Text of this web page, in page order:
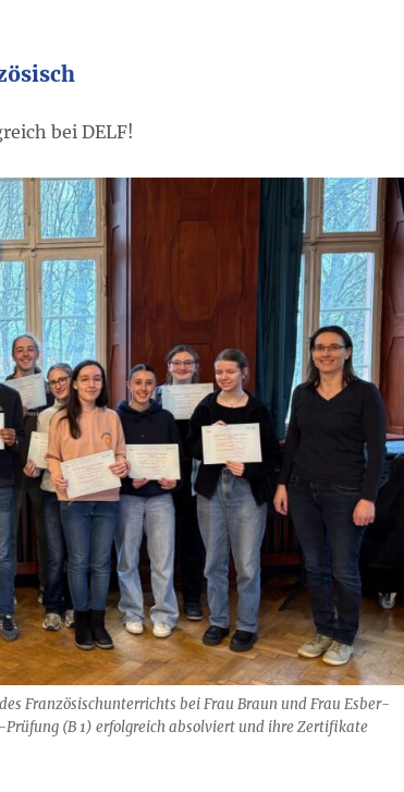
bei DELF!
Französischunterrichts bei Frau Braun und Frau Esber-
(B 1) erfolgreich absolviert und ihre Zertifikate